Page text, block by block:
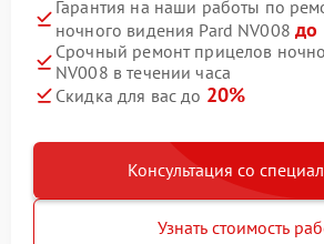
Гарантия на наши работы по
ночного видения Pard NV008до
Срочный ремонт прицелов
NV008 в течении часа
Скидка для вас до 20%
Консультация со
Узнать стоимость